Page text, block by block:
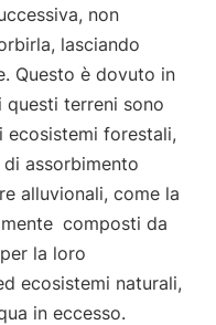
non
lasciando
Questo è dovuto in
terreni sono
ecosistemi forestali,
assorbimento
alluvionali, come la
composti da
la loro
ecosistemi naturali,
in eccesso.